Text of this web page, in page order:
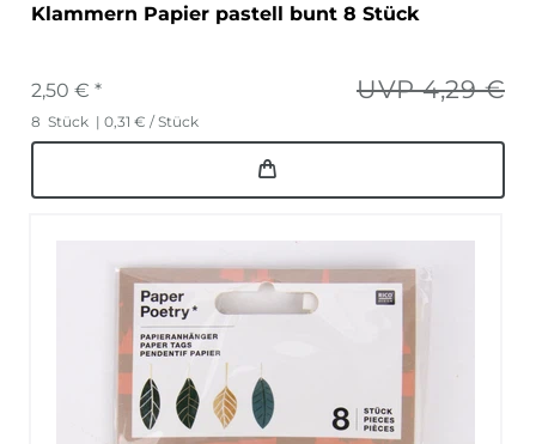
Klammern Papier pastell bunt 8 Stück
UVP 4,29 €
2,50 € *
8 Stück | 0,31 € / Stück